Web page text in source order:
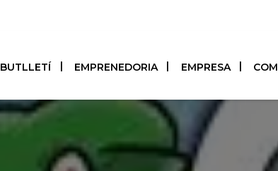
BUTLLETÍ EMPRENEDORIA EMPRESA